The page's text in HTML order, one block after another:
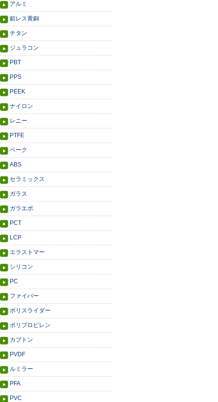
アルミ
鉛レス黄銅
チタン
ジュラコン
PBT
PPS
PEEK
ナイロン
レニー
PTFE
ベーク
ABS
セラミックス
ガラス
ガラエポ
PCT
LCP
エラストマー
シリコン
PC
ファイバー
ポリスライダー
ポリプロピレン
カプトン
PVDF
ルミラー
PFA
PVC